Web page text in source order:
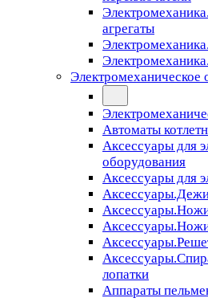
агрегаты
Электромеханическое
Автоматы
Аксессуары для
оборудования
Аксессуары для
лопатки
Аппараты